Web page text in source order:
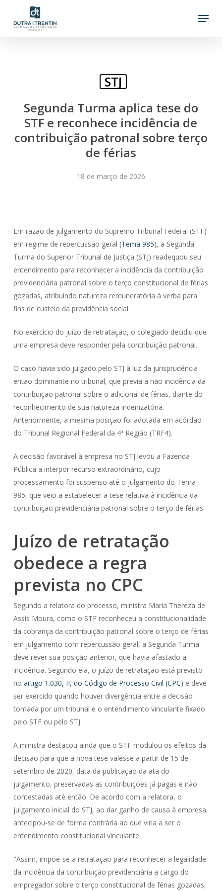
Menu
STJ
Segunda Turma aplica tese do
STF e reconhece incidência de
contribuição patronal sobre terço
de férias
18 de março de 2026
Em razão de julgamento do Supremo Tribunal Federal (STF)
em regime de repercussão geral (Tema 985), a Segunda
Turma do Superior Tribunal de Justiça (STJ) readequou seu
entendimento para reconhecer a incidência da contribuição
previdenciária patronal sobre o terço constitucional de férias
gozadas, atribuindo natureza remuneratória à verba para
fins de custeio da previdência social.
No exercício do juízo de retratação, o colegiado decidiu que
uma empresa deve responder pela contribuição patronal.
O caso havia sido julgado pelo STJ à luz da jurisprudência
então dominante no tribunal, que previa a não incidência da
contribuição patronal sobre o adicional de férias, diante do
reconhecimento de sua natureza indenizatória.
Anteriormente, a mesma posição foi adotada em acórdão
do Tribunal Regional Federal da 4ª Região (TRF4).
A decisão favorável à empresa no STJ levou a Fazenda
Pública a interpor recurso extraordinário, cujo
processamento foi suspenso até o julgamento do Tema
985, que veio a estabelecer a tese relativa à incidência da
contribuição previdenciária patronal sobre o terço de férias.
Juízo de retratação
obedece a regra
prevista no CPC
Segundo a relatora do processo, ministra Maria Thereza de
Assis Moura, como o STF reconheceu a constitucionalidade
da cobrança da contribuição patronal sobre o terço de férias
em julgamento com repercussão geral, a Segunda Turma
deve rever sua posição anterior, que havia afastado a
incidência. Segundo ela, o juízo de retratação está previsto
no artigo 1.030, II, do Código de Processo Civil (CPC) e deve
ser exercido quando houver divergência entre a decisão
tomada por um tribunal e o entendimento vinculante fixado
pelo STF ou pelo STJ.
A ministra destacou ainda que o STF modulou os efeitos da
decisão para que a nova tese valesse a partir de 15 de
setembro de 2020, data da publicação da ata do
julgamento, preservadas as contribuições já pagas e não
contestadas até então. De acordo com a relatora, o
julgamento inicial do STJ, ao dar ganho de causa à empresa,
antecipou-se de forma contrária ao que viria a ser o
entendimento constitucional vinculante.
"Assim, impõe-se a retratação para reconhecer a legalidade
da incidência da contribuição previdenciária a cargo do
empregador sobre o terço constitucional de férias gozadas,